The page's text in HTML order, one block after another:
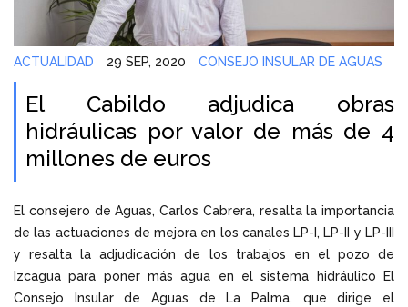
ACTUALIDAD 29 SEP, 2020 CONSEJO INSULAR DE AGUAS
El Cabildo adjudica obras
hidráulicas por valor de más de 4
millones de euros
El consejero de Aguas, Carlos Cabrera, resalta la importancia
de las actuaciones de mejora en los canales LP-I, LP-II y LP-III
y resalta la adjudicación de los trabajos en el pozo de
Izcagua para poner más agua en el sistema hidráulico El
Consejo Insular de Aguas de La Palma, que dirige el